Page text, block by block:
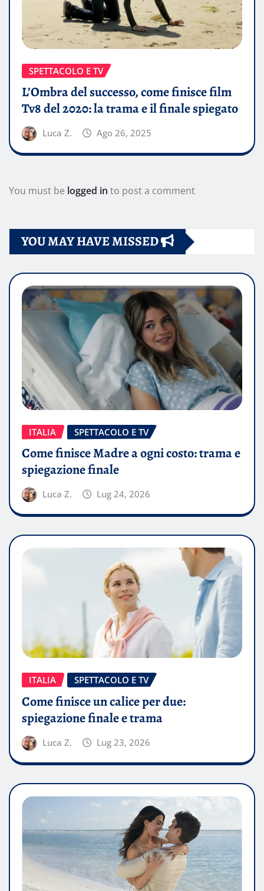
SPETTACOLO E TV
L’Ombra del successo, come finisce film
Tv8 del 2020: la trama e il finale spiegato
Luca Z. Ago 26, 2025
You must be logged in to post a comment
YOU MAY HAVE MISSED
ITALIA SPETTACOLO E TV
Come finisce Madre a ogni costo: trama e
spiegazione finale
Luca Z. Lug 24, 2026
ITALIA SPETTACOLO E TV
Come finisce un calice per due:
spiegazione finale e trama
Luca Z. Lug 23, 2026